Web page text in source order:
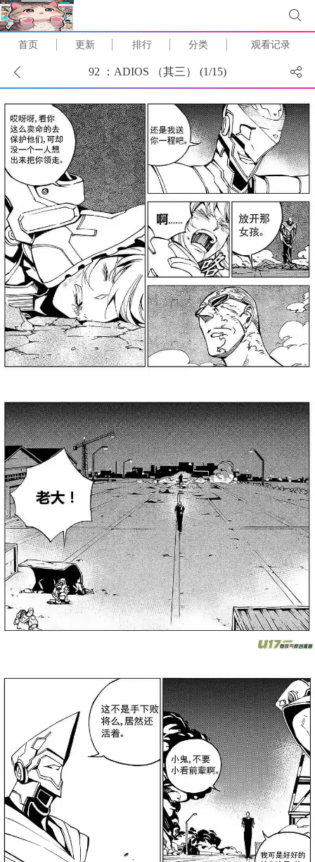
首页 更新 排行 分类 观看记录
92 ：ADIOS （其三） (1/15)